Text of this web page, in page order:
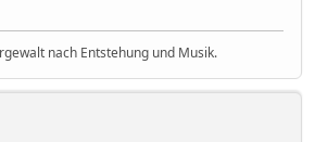
nach Entstehung und Musik.